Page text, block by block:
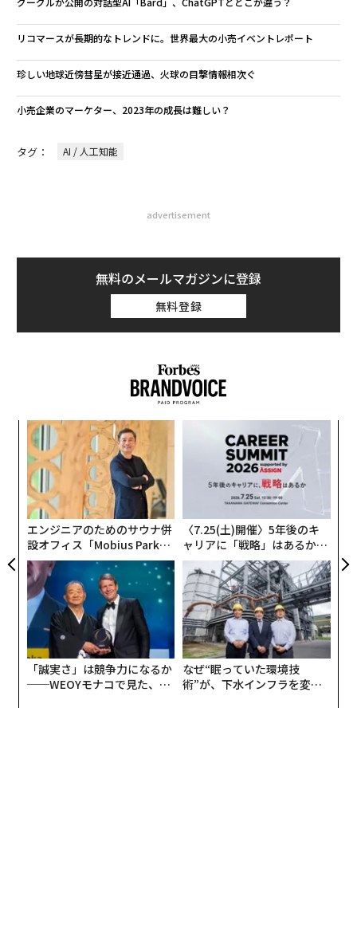
リコマースが長期的なトレンドに。世界最大の小売イベントレポート
珍しい地球近傍彗星が接近通過、火球の目撃情報相次ぐ
小売企業のマーケター、2023年の成長は難しい？
タグ： AI / 人工知能
advertisement
無料のメールマガジンに登録
無料登録
エンジニアのためのサウナ併
設オフィス「Mobius Park」
がオープン──タマディック
が健康経営を徹底する理由
〈7.25(土)開催〉5年後のキ
ャリアに「戦略」はあるか。
トップエグゼクティブのキャ
リアに触れる1日│CAREER S
UMMIT 2026
「誠実さ」は競争力になるか
──WEOYモナコで見た、く
なぜ“眠っていた環境技
術”が、下水インフラを変え